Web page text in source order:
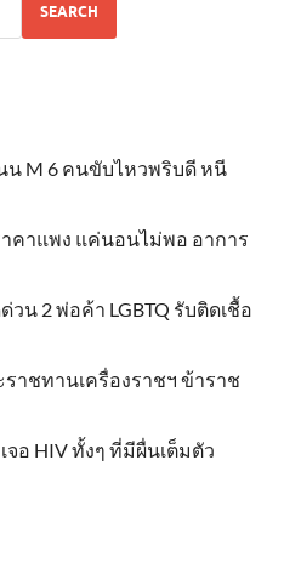
SEARCH
น M 6 คนขับไหวพริบดี หนี
าคาแพง แค่นอนไม่พอ อาการ
น 2 พ่อค้า LGBTQ รับติดเชื้อ
าชทานเครื่องราชฯ ข้าราช
จอ HIV ทั้งๆ ที่มีผื่นเต็มตัว